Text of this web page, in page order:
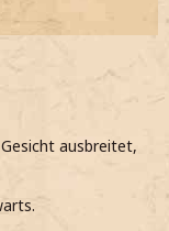
ausbreitet,